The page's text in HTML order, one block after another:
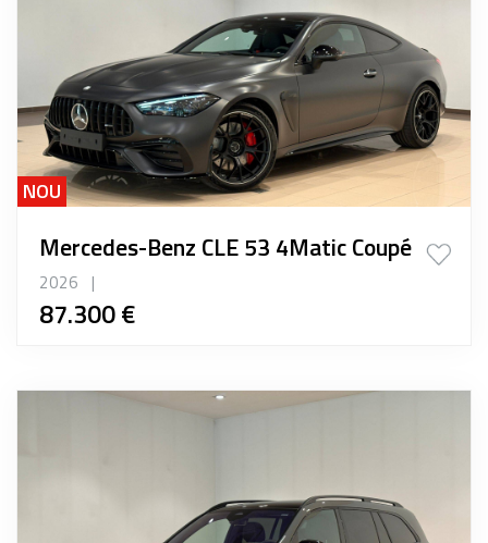
NOU
Mercedes-Benz CLE 53 4Matic Coupé
2026 |
87.300 €